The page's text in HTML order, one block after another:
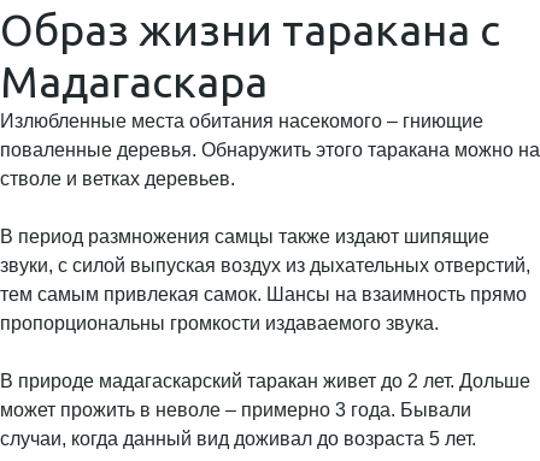
Образ жизни таракана с
Мадагаскара
Излюбленные места обитания насекомого – гниющие
поваленные деревья. Обнаружить этого таракана можно на
стволе и ветках деревьев.
В период размножения самцы также издают шипящие
звуки, с силой выпуская воздух из дыхательных отверстий,
тем самым привлекая самок. Шансы на взаимность прямо
пропорциональны громкости издаваемого звука.
В природе мадагаскарский таракан живет до 2 лет. Дольше
может прожить в неволе – примерно 3 года. Бывали
случаи, когда данный вид доживал до возраста 5 лет.